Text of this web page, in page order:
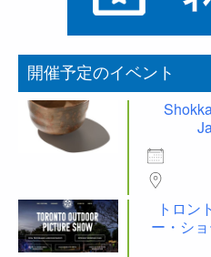
開催予定のイベント
トロン
ー・シ